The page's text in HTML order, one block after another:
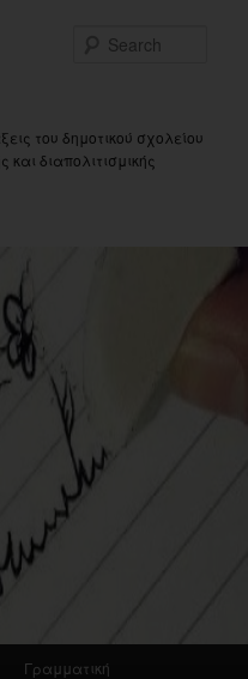
του δημοτικού σχολείου
και διαπολιτισμικής
Γραμματική